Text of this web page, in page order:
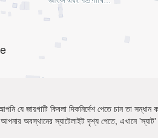
যে জায়গাটি কিবলা দিকনির্দেশ পেতে চান তা
অবস্থানের স্যাটেলাইট দৃশ্য পেতে, এখানে 'স্যাট'